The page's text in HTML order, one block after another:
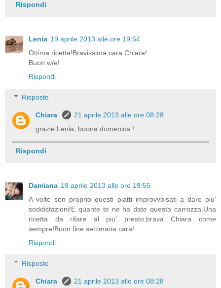
Rispondi
Lenia 19 aprile 2013 alle ore 19:54
Ottima ricetta!Bravissima,cara Chiara!
Buon w/e!
Rispondi
Risposte
Chiara
21 aprile 2013 alle ore 08:28
grazie Lenia, buona domenica !
Rispondi
Damiana 19 aprile 2013 alle ore 19:55
A volte son proprio questi piatti improvvoisati a dare piu'
soddisfazioni!E quante te ne ha date questa carrozza.Una
ricetta da rifare al piu' presto,brava Chiara come
sempre!Buon fine settimana cara!
Rispondi
Risposte
Chiara
21 aprile 2013 alle ore 08:28